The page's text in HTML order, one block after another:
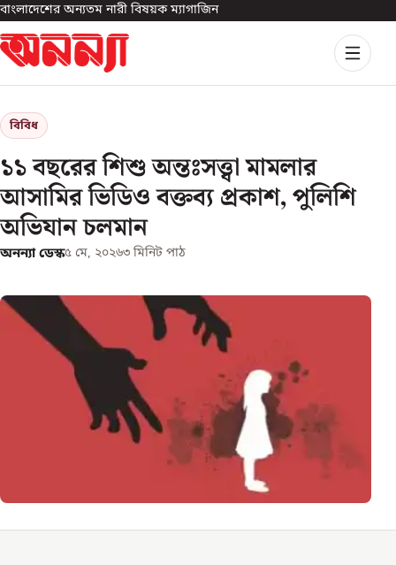
বাংলাদেশের অন্যতম নারী বিষয়ক ম্যাগাজিন
বিবিধ
১১ বছরের শিশু অন্তঃসত্ত্বা মামলার
আসামির ভিডিও বক্তব্য প্রকাশ, পুলিশি
অভিযান চলমান
অনন্যা ডেস্ক৫ মে, ২০২৬৩ মিনিট পাঠ